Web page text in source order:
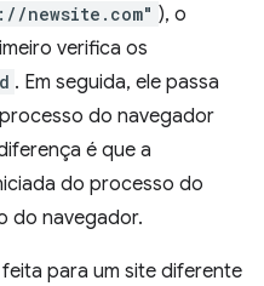
newsite.com" ), o
verifica os
. Em seguida, ele passa
do navegador
é que a
do processo do
do navegador.
para um site diferente